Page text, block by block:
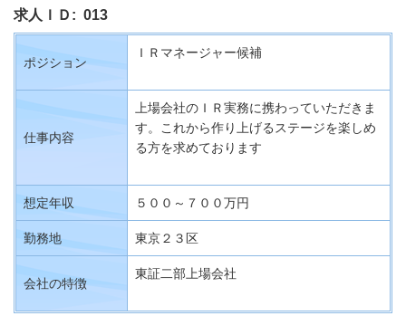
求人ＩＤ: 013
ポジション
ＩＲマネージャー候補
仕事内容
上場会社のＩＲ実務に携わっていただきま
す。これから作り上げるステージを楽しめ
る方を求めております
想定年収 ５００～７００万円
勤務地 東京２３区
会社の特徴
東証二部上場会社